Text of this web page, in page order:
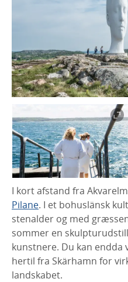
I kort afstand fra
Pilane. I et bohuslänsk
stenalder og med
sommer en
kunstnere. Du kan endda
hertil fra Skärhamn for
landskabet.